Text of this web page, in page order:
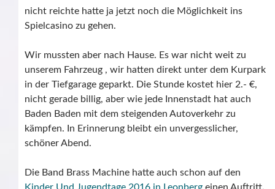
nicht reichte hatte ja jetzt noch die Möglichkeit ins
Spielcasino zu gehen.
Wir mussten aber nach Hause. Es war nicht weit zu
unserem Fahrzeug , wir hatten direkt unter dem Kurpark
in der Tiefgarage geparkt. Die Stunde kostet hier 2.- €,
nicht gerade billig, aber wie jede Innenstadt hat auch
Baden Baden mit dem steigenden Autoverkehr zu
kämpfen. In Erinnerung bleibt ein unvergesslicher,
schöner Abend.
Die Band Brass Machine hatte auch schon auf den